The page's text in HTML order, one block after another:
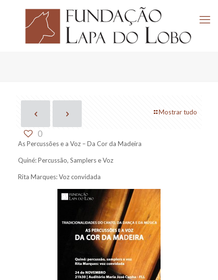
Mostrar tudo
0
As Percussões e a Voz – Da Cor da Madeira
Quiné: Percussão, Samplers e Voz
Rita Marques: Voz convidada